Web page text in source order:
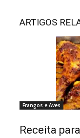
ARTIGOS
Frangos e Aves
Receita